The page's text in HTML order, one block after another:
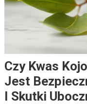
Czy Kwas
Jest
I Skutki